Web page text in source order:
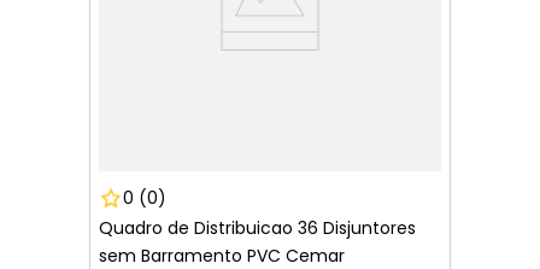
0 (0)
Quadro de Distribuicao 36 Disjuntores
sem Barramento PVC Cemar